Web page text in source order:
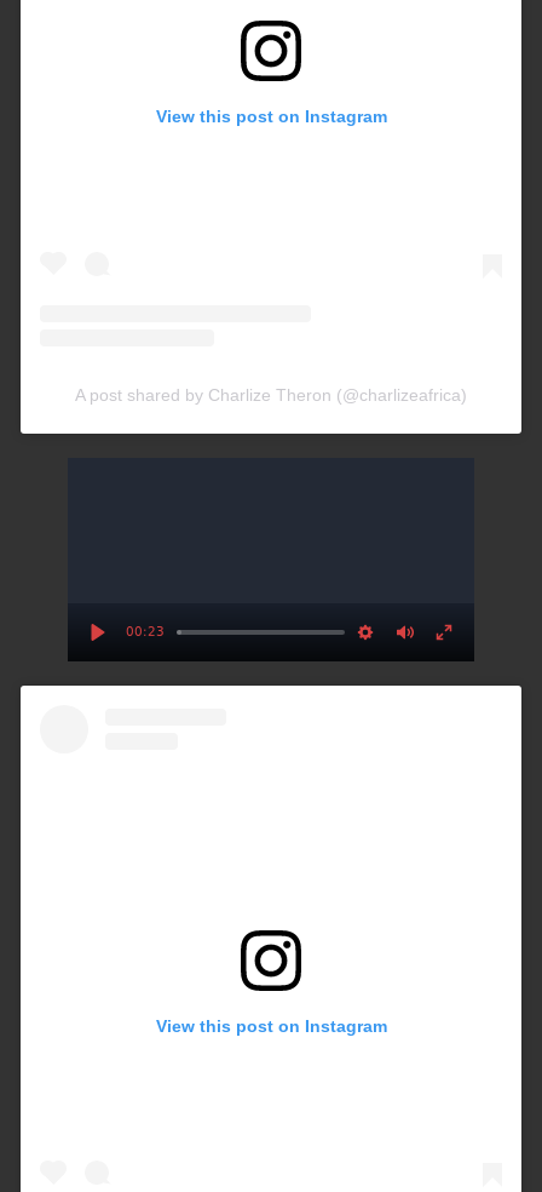
View this post on Instagram
A post shared by Charlize Theron (@charlizeafrica)
Play
00:23
Settings
MuteEnter
View this post on Instagram